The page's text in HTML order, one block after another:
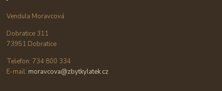
Vendula Moravcová
Dobratice 311
73951 Dobratice
Telefon: 734 800 334
E-mail: moravcova@zbytkylatek.cz